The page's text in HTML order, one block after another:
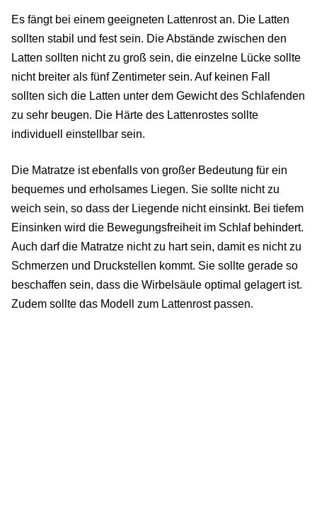
Es fängt bei einem geeigneten Lattenrost an. Die Latten
sollten stabil und fest sein. Die Abstände zwischen den
Latten sollten nicht zu groß sein, die einzelne Lücke sollte
nicht breiter als fünf Zentimeter sein. Auf keinen Fall
sollten sich die Latten unter dem Gewicht des Schlafenden
zu sehr beugen. Die Härte des Lattenrostes sollte
individuell einstellbar sein.
Die Matratze ist ebenfalls von großer Bedeutung für ein
bequemes und erholsames Liegen. Sie sollte nicht zu
weich sein, so dass der Liegende nicht einsinkt. Bei tiefem
Einsinken wird die Bewegungsfreiheit im Schlaf behindert.
Auch darf die Matratze nicht zu hart sein, damit es nicht zu
Schmerzen und Druckstellen kommt. Sie sollte gerade so
beschaffen sein, dass die Wirbelsäule optimal gelagert ist.
Zudem sollte das Modell zum Lattenrost passen.